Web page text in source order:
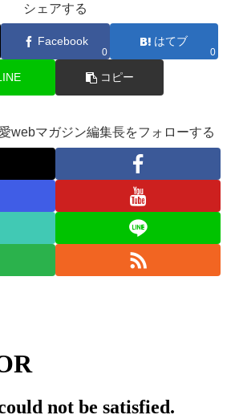
シェアする
Facebook
0
はてブ
0
コピー
webマガジン編集長をフォローする